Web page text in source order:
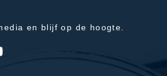
en blijf op de hoogte.